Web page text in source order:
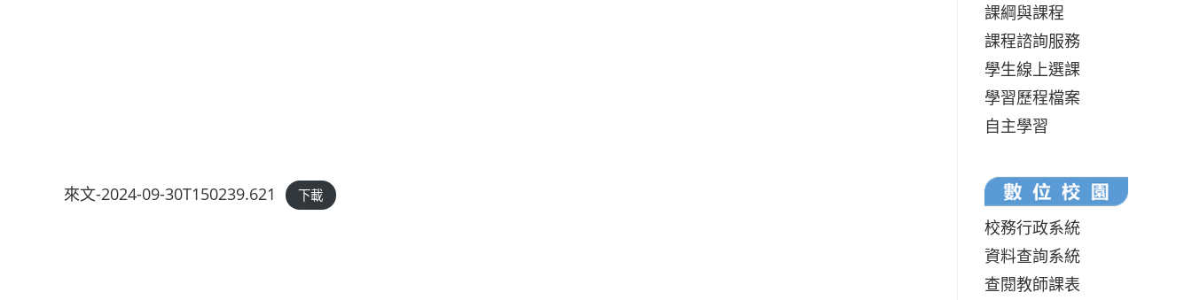
來文-2024-09-30T150239.621 下載
課綱與課程
課程諮詢服務
學生線上選課
學習歷程檔案
自主學習
校務行政系統
資料查詢系統
查閱教師課表